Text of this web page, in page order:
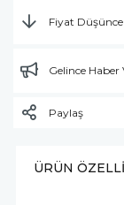
Fiyat
Gelince Haber
Paylaş
ÜRÜN